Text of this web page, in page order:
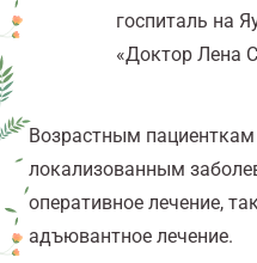
госпиталь на
«Доктор Лена
Возрастным
локализованным
оперативное лечение,
адъювантное лечение.